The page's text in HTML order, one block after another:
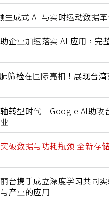
生成式 AI 与实时运动数据
企业加速落实 AI 应用，完
筛检在国际亮相！展现台
转型时代 Google AI助攻
破数据与功耗瓶颈 全新存
台携手成立深度学习共同
产业的应用